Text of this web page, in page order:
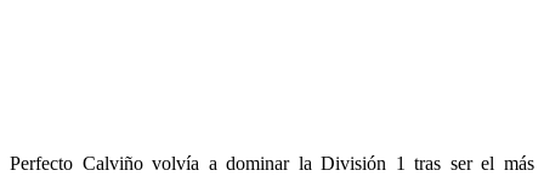
Perfecto Calviño volvía a dominar la División 1 tras ser el más